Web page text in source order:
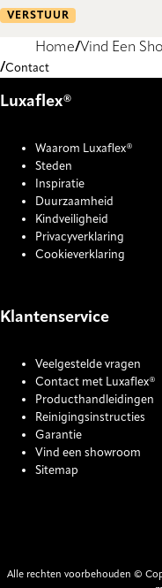
VERSTUUR
Home Vind Een
Contact
Luxaflex®
Waarom Luxaflex®
Steden
Inspiratie
Duurzaamheid
Kindveiligheid
Privacyverklaring
Cookieverklaring
Klantenservice
Veelgestelde vragen
Contact met Luxaflex®
Producthandleidingen
Reinigingsinstructies
Garantie
Vind een showroom
Sitemap
Alle rechten voorbehouden ©